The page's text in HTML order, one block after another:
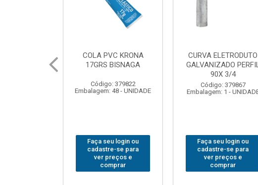
CURVA ELETRODUTO
GALVANIZADO PERFIL
Código: 379867
Embalagem: 1 - UNIDADE
Faça seu login ou
cadastre-se para
ver preços e
comprar
SOQUETE COM
FOTOCELULA EXATRON
COM SENSOR
SPT0E27XC
Código: 379788
Faça seu login ou
cadastre-se para
ver preços e
comprar